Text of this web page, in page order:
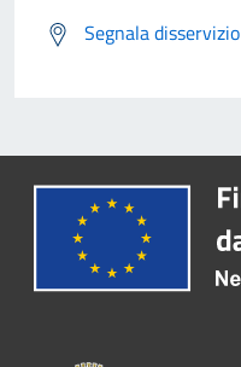
Segnala disservizio